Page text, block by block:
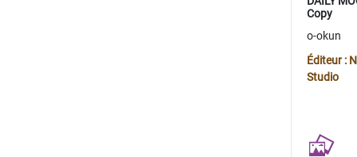
Copy
o-okun
Éditeur :
Studio